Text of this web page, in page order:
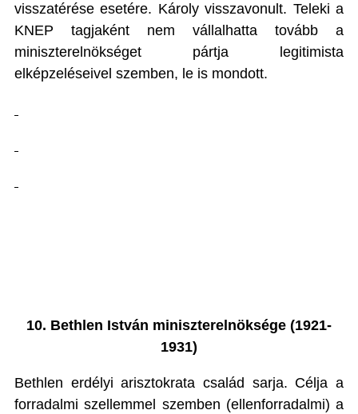
visszatérése esetére. Károly visszavonult. Teleki a
KNEP tagjaként nem vállalhatta tovább a
miniszterelnökséget pártja legitimista
elképzeléseivel szemben, le is mondott.
10. Bethlen István miniszterelnöksége (1921-
1931)
Bethlen erdélyi arisztokrata család sarja. Célja a
forradalmi szellemmel szemben (ellenforradalmi) a